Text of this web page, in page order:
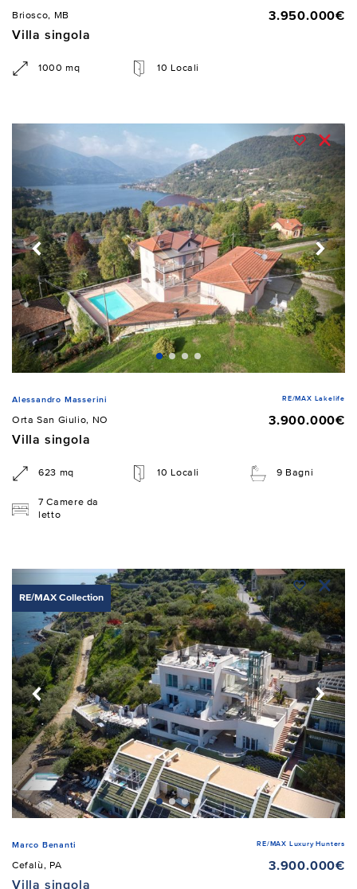
Briosco, MB
3.950.000€
Villa singola
1000 mq 10 Locali
Alessandro Masserini RE/MAX Lakelife
Orta San Giulio, NO
3.900.000€
Villa singola
623 mq 10 Locali 9 Bagni
7 Camere da
letto
RE/MAX Collection
Marco Benanti RE/MAX Luxury Hunters
Cefalù, PA
3.900.000€
Villa singola